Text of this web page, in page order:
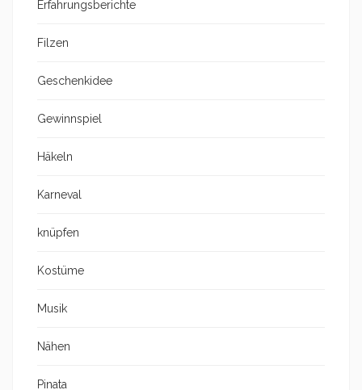
Erfahrungsberichte
Filzen
Geschenkidee
Gewinnspiel
Häkeln
Karneval
knüpfen
Kostüme
Musik
Nähen
Pinata